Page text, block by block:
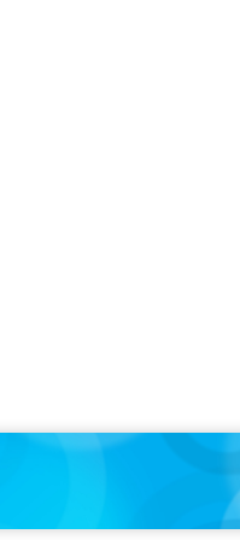
pipeline will likely taper on